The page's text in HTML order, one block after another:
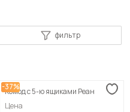
фильтр
-37%
Комод с 5-ю ящиками Реан
Цена